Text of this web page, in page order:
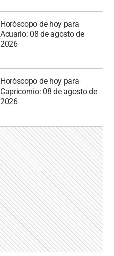
Horóscopo de hoy para
Acuario: 08 de agosto de
2026
Horóscopo de hoy para
Capricornio: 08 de agosto de
2026